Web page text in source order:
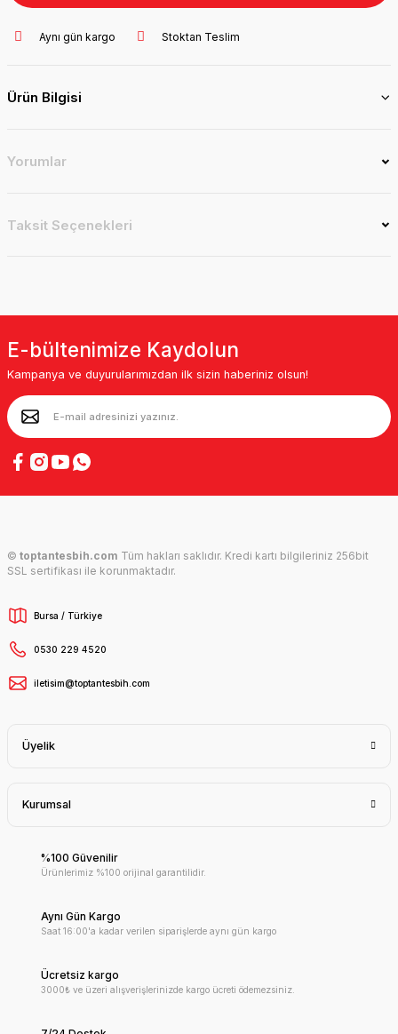
Aynı gün kargo Stoktan Teslim
Ürün Bilgisi
Yorumlar
Taksit Seçenekleri
E-bültenimize Kaydolun
Kampanya ve duyurularımızdan ilk sizin haberiniz olsun!
© toptantesbih.com Tüm hakları saklıdır. Kredi kartı bilgileriniz 256bit
SSL sertifikası ile korunmaktadır.
Bursa / Türkiye
0530 229 4520
iletisim@toptantesbih.com
Üyelik
Kurumsal
%100 Güvenilir
Ürünlerimiz %100 orijinal garantilidir.
Aynı Gün Kargo
Saat 16:00'a kadar verilen siparişlerde aynı gün kargo
Ücretsiz kargo
3000₺ ve üzeri alışverişlerinizde kargo ücreti ödemezsiniz.